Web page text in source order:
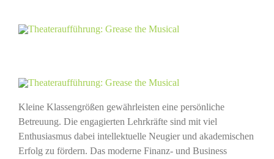
Kleine Klassengrößen gewährleisten eine persönliche
Betreuung. Die engagierten Lehrkräfte sind mit viel
Enthusiasmus dabei intellektuelle Neugier und akademischen
Erfolg zu fördern. Das moderne Finanz- und Business